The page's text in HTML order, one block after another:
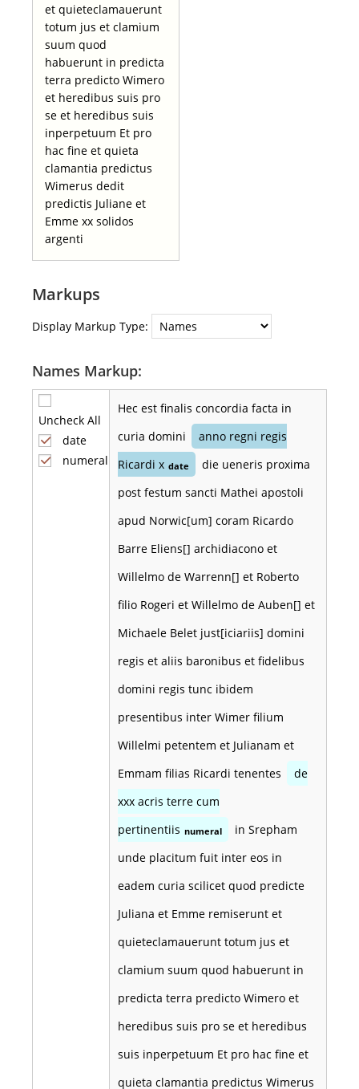
et quieteclamauerunt
totum jus et clamium
suum quod
habuerunt in predicta
terra predicto Wimero
et heredibus suis pro
se et heredibus suis
inperpetuum Et pro
hac fine et quieta
clamantia predictus
Wimerus dedit
predictis Juliane et
Emme xx solidos
argenti
Markups
Display Markup Type:
Names Markup:
Uncheck All
date
numeral
Hec est finalis concordia facta in
curia domini
anno regni regis
Ricardi x date
die ueneris proxima
post festum sancti Mathei apostoli
apud Norwic[um] coram Ricardo
Barre Eliens[] archidiacono et
Willelmo de Warrenn[] et Roberto
filio Rogeri et Willelmo de Auben[] et
Michaele Belet just[iciariis] domini
regis et aliis baronibus et fidelibus
domini regis tunc ibidem
presentibus inter Wimer filium
Willelmi petentem et Julianam et
Emmam filias Ricardi tenentes
de
xxx acris terre cum
pertinentiis numeral
in Srepham
unde placitum fuit inter eos in
eadem curia scilicet quod predicte
Juliana et Emme remiserunt et
quieteclamauerunt totum jus et
clamium suum quod habuerunt in
predicta terra predicto Wimero et
heredibus suis pro se et heredibus
suis inperpetuum Et pro hac fine et
quieta clamantia predictus Wimerus